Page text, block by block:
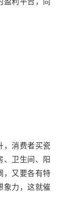
，消费者买瓷
、卫生间、阳
，又要各有特
象力，这就催